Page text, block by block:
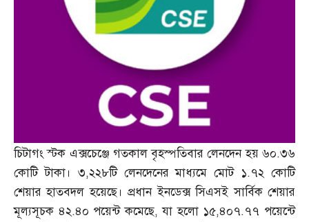
চিটাগং স্টক এক্সচেঞ্জে গতকাল বৃহস্পতিবার লেনদেন হয় ৬০.৩৬
কোটি টাকা। ৩,২২৮টি লেনদেনের মাধ্যমে মোট ১.৭২ কোটি
শেয়ার হাতবদল হয়েছে। প্রধান ইনডেক্স সিএসই সার্বিক শেয়ার
মূল্যসূচক ৪২.৪০ পয়েন্ট কমেছে,যা হলো ১৫,৪০৭.৭৭ পয়েন্টে